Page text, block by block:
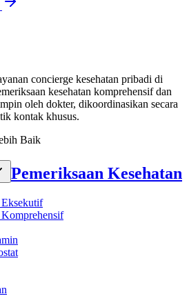
concierge kesehatan pribadi di
kesehatan komprehensif dan
oleh dokter, dikoordinasikan secara
kontak khusus.
Baik
Pemeriksaan Kesehatan